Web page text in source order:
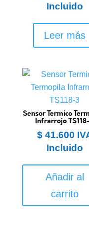
Incluido
Leer más
Sensor Termico
Infrarrojo
$41.600
Incluido
Añadir al
carrito